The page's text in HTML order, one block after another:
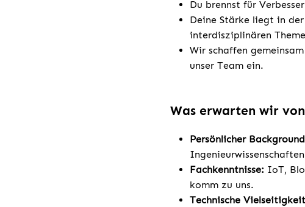
Du brennst für
Deine Stärke liegt in
interdisziplinären
Wir schaffen
unser Team ein.
Was erwarten wir
Persönlicher
Fachkenntnisse: IoT,
komm zu uns.
Technische